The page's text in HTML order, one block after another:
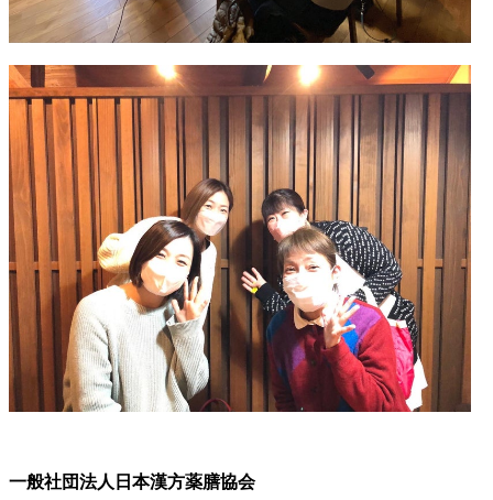
一般社団法人日本漢方薬膳協会